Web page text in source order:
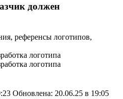
должен
референсы логотипов,
Обновлена: 20.06.25 в 19:05